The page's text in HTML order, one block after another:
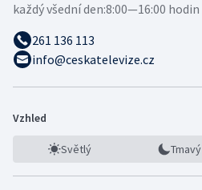
každý všední den:8:00—16:00 hodin
261 136 113
info@ceskatelevize.cz
Vzhled
Světlý Tmavý